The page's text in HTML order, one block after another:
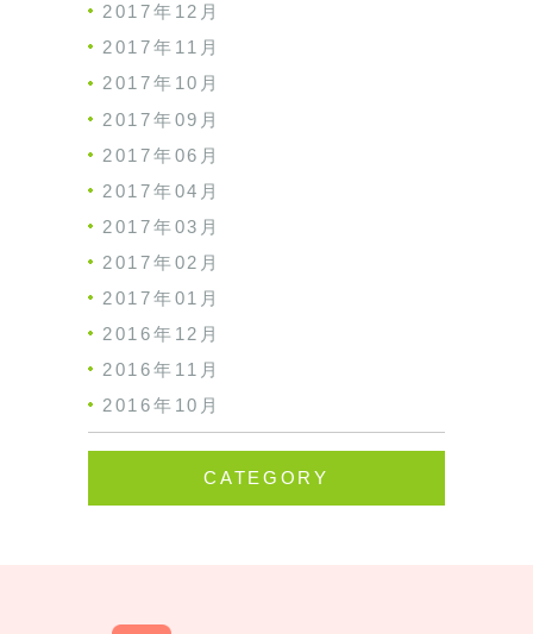
2017年12月
2017年11月
2017年10月
2017年09月
2017年06月
2017年04月
2017年03月
2017年02月
2017年01月
2016年12月
2016年11月
2016年10月
CATEGORY